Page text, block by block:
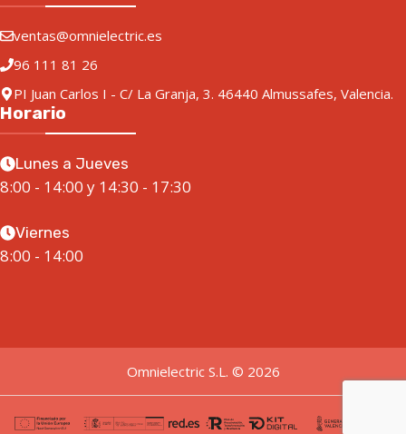
ventas@omnielectric.es
96 111 81 26
PI Juan Carlos I - C/ La Granja, 3. 46440 Almussafes, Valencia.
Horario
Lunes a Jueves
8:00 - 14:00 y 14:30 - 17:30
Viernes
8:00 - 14:00
Omnielectric S.L. © 2026